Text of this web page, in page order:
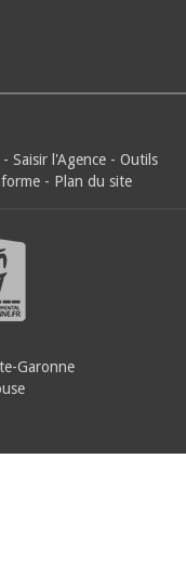
- Saisir l'Agence - Outils
- Plan du site
Garonne